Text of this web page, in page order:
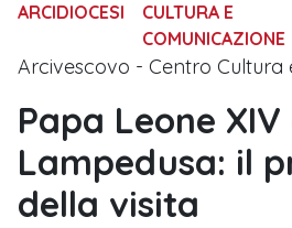
ARCIDIOCESI
CULTURA E
COMUNICAZIONE
Arcivescovo - Centro Cultura
Papa Leone XIV
Lampedusa: il
della visita